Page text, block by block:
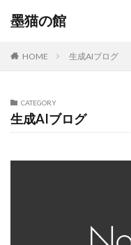
墨猫の館
HOME 生成AIブログ
CATEGORY
生成AIブログ